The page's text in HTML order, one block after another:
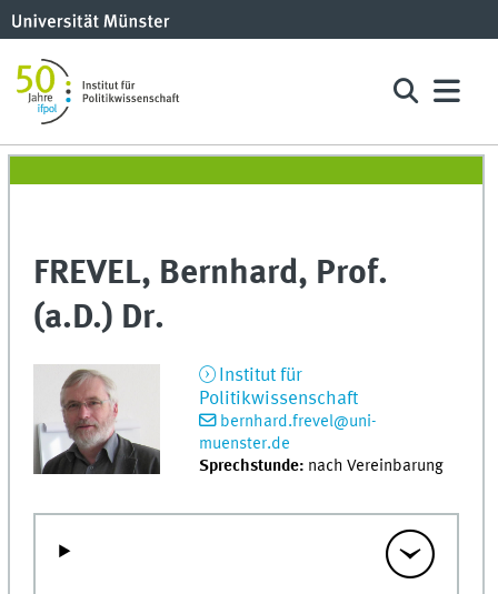
FREVEL, Bernhard, Prof.
(a.D.) Dr.
Institut für
Politikwissenschaft
bernhard.frevel@uni-
muenster.de
Sprechstunde: nach Vereinbarung